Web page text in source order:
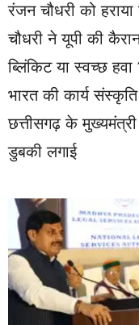
रंजन चौधरी को हराया
चौधरी ने यूपी की
ब्लिंकिट या स्वच्छ
भारत की कार्य
छत्तीसगढ़ के
डुबकी लगाई